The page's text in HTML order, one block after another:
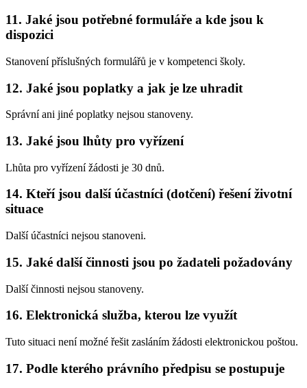
11. Jaké jsou potřebné formuláře a kde jsou k
dispozici
Stanovení příslušných formulářů je v kompetenci školy.
12. Jaké jsou poplatky a jak je lze uhradit
Správní ani jiné poplatky nejsou stanoveny.
13. Jaké jsou lhůty pro vyřízení
Lhůta pro vyřízení žádosti je 30 dnů.
14. Kteří jsou další účastníci (dotčení) řešení životní
situace
Další účastníci nejsou stanoveni.
15. Jaké další činnosti jsou po žadateli požadovány
Další činnosti nejsou stanoveny.
16. Elektronická služba, kterou lze využít
Tuto situaci není možné řešit zasláním žádosti elektronickou poštou.
17. Podle kterého právního předpisu se postupuje